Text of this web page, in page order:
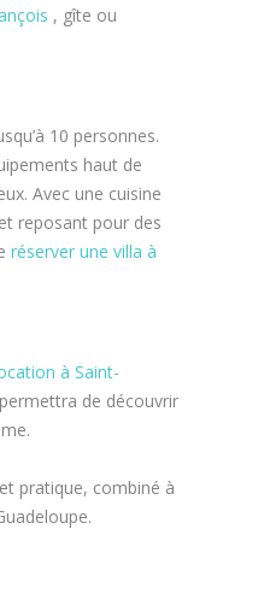
, gîte ou
10 personnes.
haut de
Avec une cuisine
reposant pour des
réserver une villa à
à Saint-
de découvrir
pratique, combiné à